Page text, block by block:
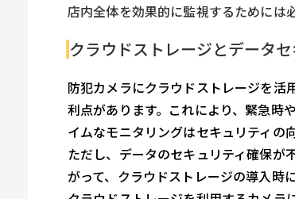
店内全体を効果的に監視するためには必
クラウドストレージとデータ
防犯カメラにクラウドストレージを活
利点があります。これにより、緊急時
イムなモニタリングはセキュリティの
ただし、データのセキュリティ確保が
がって、クラウドストレージの導入時